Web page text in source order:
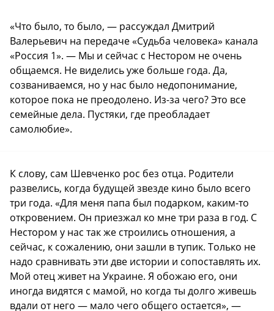
«Что было, то было, — рассуждал Дмитрий
Валерьевич на передаче «Судьба человека» канала
«Россия 1». — Мы и сейчас с Нестором не очень
общаемся. Не виделись уже больше года. Да,
созваниваемся, но у нас было недопонимание,
которое пока не преодолено. Из-за чего? Это все
семейные дела. Пустяки, где преобладает
самолюбие».
К слову, сам Шевченко рос без отца. Родители
развелись, когда будущей звезде кино было всего
три года. «Для меня папа был подарком, каким-то
откровением. Он приезжал ко мне три раза в год. С
Нестором у нас так же строились отношения, а
сейчас, к сожалению, они зашли в тупик. Только не
надо сравнивать эти две истории и сопоставлять их.
Мой отец живет на Украине. Я обожаю его, они
иногда видятся с мамой, но когда ты долго живешь
вдали от него — мало чего общего остается», —